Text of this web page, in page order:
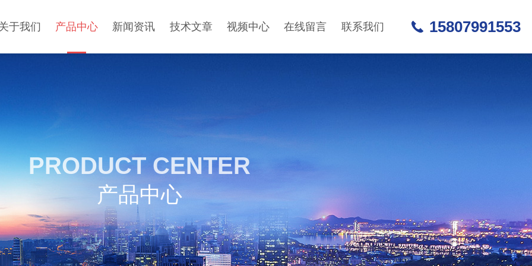
于我们 产品中心 新闻资讯 技术文章 视频中心 在线留言 联系我们 15807991553
PRODUCT CENTER
产品中心